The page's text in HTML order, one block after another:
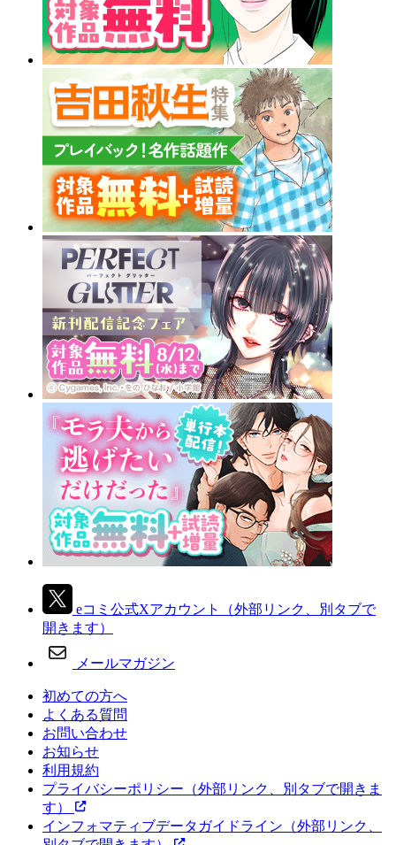
eコミ公式Xアカウント
（外部リンク、別タブで
開きます）
メールマガジン
初めての方へ
よくある質問
お問い合わせ
お知らせ
利用規約
プライバシーポリシー （外部リンク、別タブで開きま
す）
インフォマティブデータガイドライン （外部リンク、